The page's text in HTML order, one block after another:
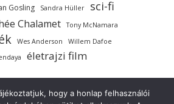
Gosling Sandra Hüller sci-fi
Chalamet Tony McNamara
Wes Anderson Willem Dafoe
életrajzi film
hogy a honlap felhasználói